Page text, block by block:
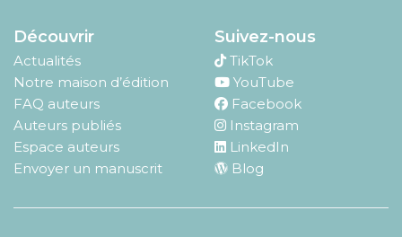
Découvrir
Actualités
Notre maison d’édition
FAQ auteurs
Auteurs publiés
Espace auteurs
Envoyer un manuscrit
Suivez-nous
TikTok
YouTube
Facebook
Instagram
LinkedIn
Blog